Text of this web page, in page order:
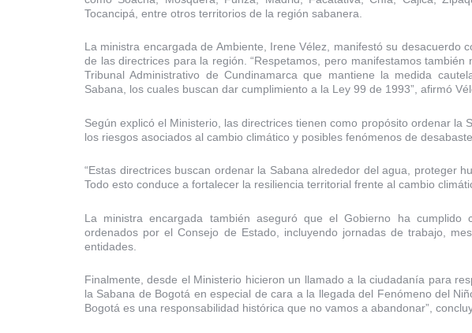
Tocancipá, entre otros territorios de la región sabanera.
La ministra encargada de Ambiente, Irene Vélez, manifestó su desacuerdo
de las directrices para la región. “Respetamos, pero manifestamos
Tribunal Administrativo de Cundinamarca que mantiene la medida
Sabana, los cuales buscan dar cumplimiento a la Ley 99 de 1993”, afirmó
Según explicó el Ministerio, las directrices tienen como propósito ordenar la
los riesgos asociados al cambio climático y posibles fenómenos de
“Estas directrices buscan ordenar la Sabana alrededor del agua, proteger
Todo esto conduce a fortalecer la resiliencia territorial frente al cambio
La ministra encargada también aseguró que el Gobierno ha cumplido
ordenados por el Consejo de Estado, incluyendo jornadas de trabajo,
entidades.
Finalmente, desde el Ministerio hicieron un llamado a la ciudadanía para
la Sabana de Bogotá en especial de cara a la llegada del Fenómeno del
Bogotá es una responsabilidad histórica que no vamos a abandonar”,